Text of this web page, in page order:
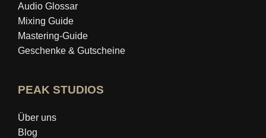
Audio Glossar
Mixing Guide
Mastering‑Guide
Geschenke & Gutscheine
PEAK STUDIOS
Über uns
Blog